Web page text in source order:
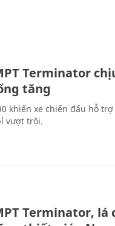
Terminator
tăng
khiến xe chiến đấu hỗ trợ
vượt trội.
Terminator, lá